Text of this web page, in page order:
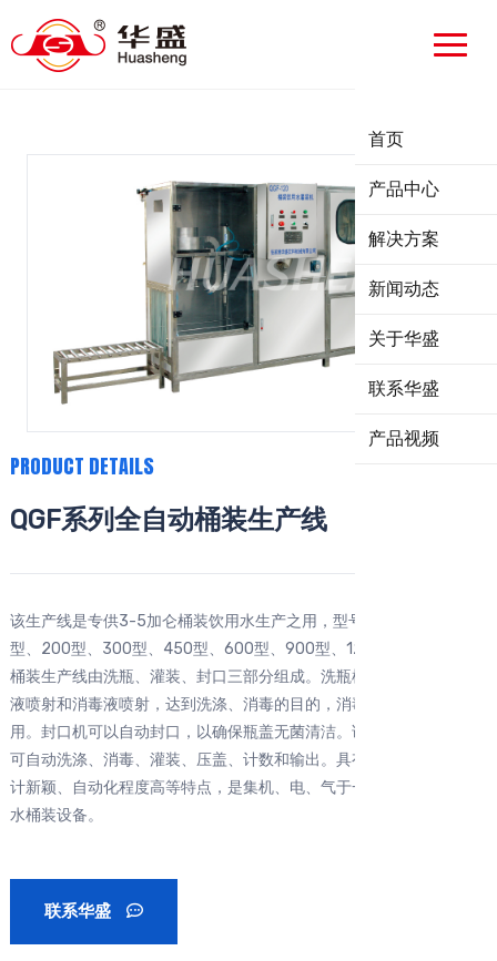
首页
产品中心
解决方案
新闻动态
关于华盛
联系华盛
产品视频
PRODUCT DETAILS
QGF系列全自动桶装生产线
该生产线是专供3-5加仑桶装饮用水生产之用，型号有100型、150
型、200型、300型、450型、600型、900型、1200型。该系列
桶装生产线由洗瓶、灌装、封口三部分组成。洗瓶机采用多道洗涤
液喷射和消毒液喷射，达到洗涤、消毒的目的，消毒液可以循环使
用。封口机可以自动封口，以确保瓶盖无菌清洁。该系列生产线均
可自动洗涤、消毒、灌装、压盖、计数和输出。具有功能齐全、设
计新颖、自动化程度高等特点，是集机、电、气于一体的新型饮用
水桶装设备。
联系华盛